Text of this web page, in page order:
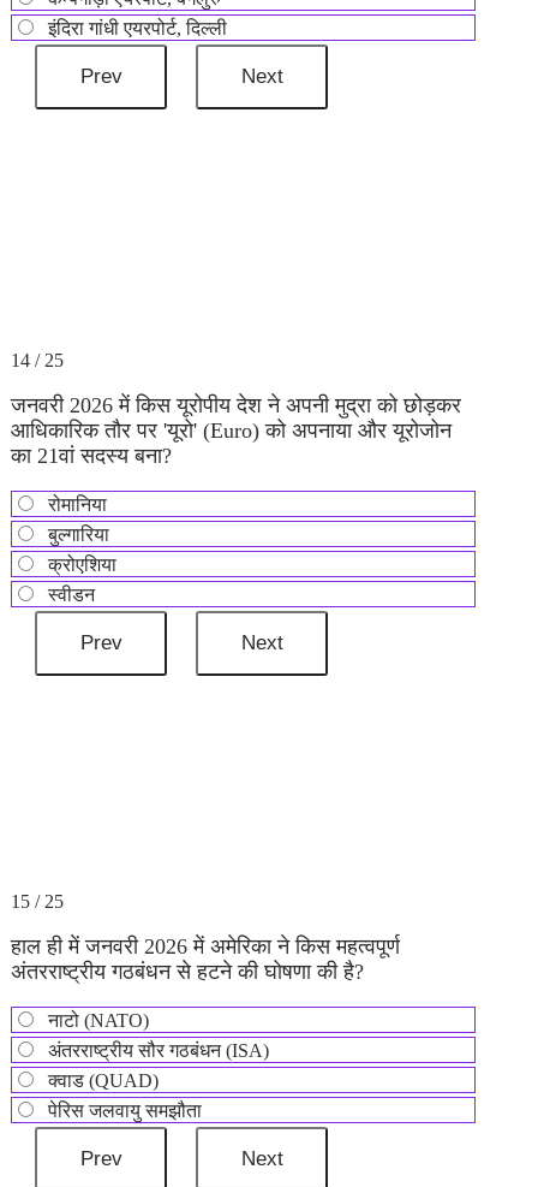
इंदिरा गांधी एयरपोर्ट, दिल्ली
14 / 25
जनवरी 2026 में किस यूरोपीय देश ने अपनी मुद्रा को छोड़कर
आधिकारिक तौर पर 'यूरो' (Euro) को अपनाया और यूरोजोन
का 21वां सदस्य बना?
रोमानिया
बुल्गारिया
क्रोएशिया
स्वीडन
15 / 25
हाल ही में जनवरी 2026 में अमेरिका ने किस महत्वपूर्ण
अंतरराष्ट्रीय गठबंधन से हटने की घोषणा की है?
नाटो (NATO)
अंतरराष्ट्रीय सौर गठबंधन (ISA)
क्वाड (QUAD)
पेरिस जलवायु समझौता